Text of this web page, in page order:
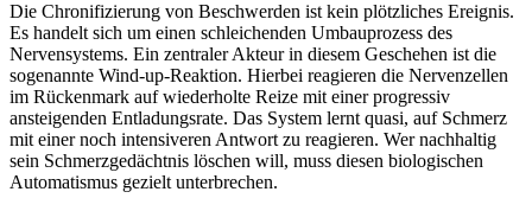
Die Chronifizierung von Beschwerden ist kein plötzliches Ereignis.
Es handelt sich um einen schleichenden Umbauprozess des
Nervensystems. Ein zentraler Akteur in diesem Geschehen ist die
sogenannte Wind-up-Reaktion. Hierbei reagieren die Nervenzellen
im Rückenmark auf wiederholte Reize mit einer progressiv
ansteigenden Entladungsrate. Das System lernt quasi, auf Schmerz
mit einer noch intensiveren Antwort zu reagieren. Wer nachhaltig
sein Schmerzgedächtnis löschen will, muss diesen biologischen
Automatismus gezielt unterbrechen.